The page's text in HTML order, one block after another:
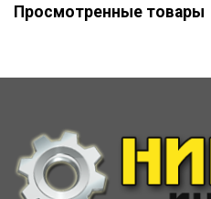
Просмотренные товары